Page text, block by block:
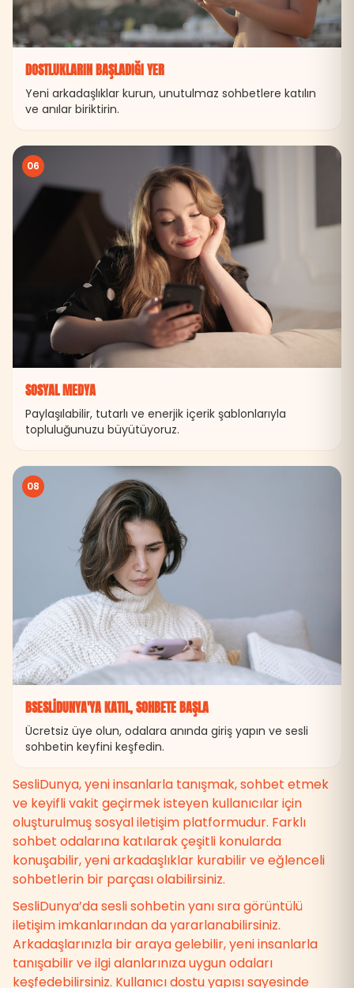
DOSTLUKLARIN BAŞLADIĞI YER
Yeni arkadaşlıklar kurun, unutulmaz sohbetlere katılın
ve anılar biriktirin.
06
SOSYAL MEDYA
Paylaşılabilir, tutarlı ve enerjik içerik şablonlarıyla
topluluğunuzu büyütüyoruz.
08
BSESLIDUNYA'YA KATIL, SOHBETE BAŞLA
Ücretsiz üye olun, odalara anında giriş yapın ve sesli
sohbetin keyfini keşfedin.
SesliDunya, yeni insanlarla tanışmak, sohbet etmek
ve keyifli vakit geçirmek isteyen kullanıcılar için
oluşturulmuş sosyal iletişim platformudur. Farklı
sohbet odalarına katılarak çeşitli konularda
konuşabilir, yeni arkadaşlıklar kurabilir ve eğlenceli
sohbetlerin bir parçası olabilirsiniz.
SesliDunya’da sesli sohbetin yanı sıra görüntülü
iletişim imkanlarından da yararlanabilirsiniz.
Arkadaşlarınızla bir araya gelebilir, yeni insanlarla
tanışabilir ve ilgi alanlarınıza uygun odaları
keşfedebilirsiniz. Kullanıcı dostu yapısı sayesinde